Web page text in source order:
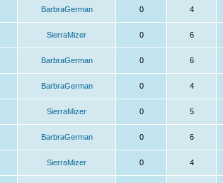
BarbraGerman 0 4
SierraMizer 0 6
BarbraGerman 0 6
BarbraGerman 0 4
SierraMizer 0 5
BarbraGerman 0 6
SierraMizer 0 4